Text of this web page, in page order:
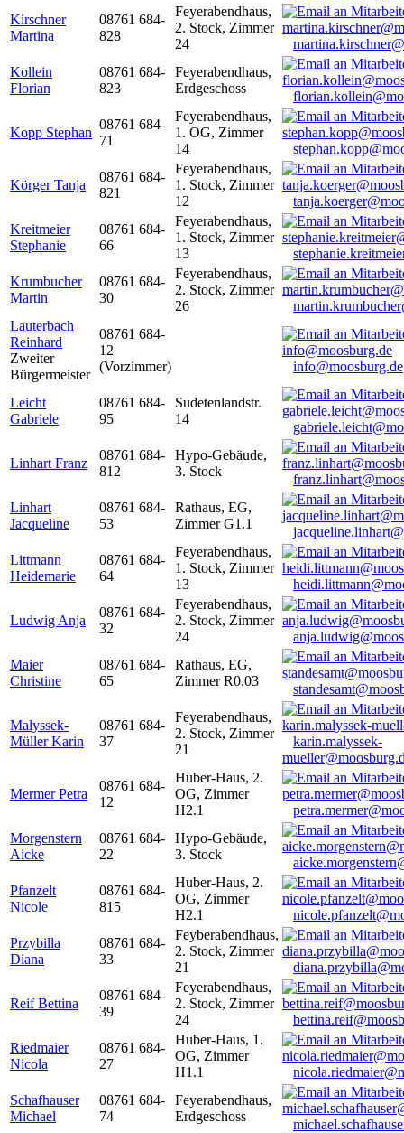
Kirschner
Martina
08761 684-
828
Feyerabendhaus,
2. Stock, Zimmer
24
Kollein
Florian
08761 684-
823
Feyerabendhaus,
Erdgeschoss
Kopp Stephan
08761 684-
71
Feyerabendhaus,
1. OG, Zimmer
14
Körger Tanja
08761 684-
821
Feyerabendhaus,
1. Stock, Zimmer
12
Kreitmeier
Stephanie
08761 684-
66
Feyerabendhaus,
1. Stock, Zimmer
13
Krumbucher
Martin
08761 684-
30
Feyerabendhaus,
2. Stock, Zimmer
26
Lauterbach
Reinhard
Zweiter
Bürgermeister
08761 684-
12
(Vorzimmer)
info@moosburg.de
Leicht
Gabriele
08761 684-
95
Sudetenlandstr.
14
Linhart Franz
08761 684-
812
Hypo-Gebäude,
3. Stock
Linhart
Jacqueline
08761 684-
53
Rathaus, EG,
Zimmer G1.1
Littmann
Heidemarie
08761 684-
64
Feyerabendhaus,
1. Stock, Zimmer
13
Ludwig Anja
08761 684-
32
Feyerabendhaus,
2. Stock, Zimmer
24
Maier
Christine
08761 684-
65
Rathaus, EG,
Zimmer R0.03
Malyssek-
Müller Karin
08761 684-
37
Feyerabendhaus,
2. Stock, Zimmer
21
karin.malyssek-
Mermer Petra
08761 684-
12
Huber-Haus, 2.
OG, Zimmer
H2.1
Morgenstern
Aicke
08761 684-
22
Hypo-Gebäude,
3. Stock
Pfanzelt
Nicole
08761 684-
815
Huber-Haus, 2.
OG, Zimmer
H2.1
Przybilla
Diana
08761 684-
33
Feyberabendhaus,
2. Stock, Zimmer
21
Reif Bettina
08761 684-
39
Feyerabendhaus,
2. Stock, Zimmer
24
Riedmaier
Nicola
08761 684-
27
Huber-Haus, 1.
OG, Zimmer
H1.1
Schafhauser
Michael
08761 684-
74
Feyerabendhaus,
Erdgeschoss